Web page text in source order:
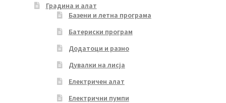
Градина и алат
Базени и летна програма
Батериски програм
Додатоци и разно
Дувалки на лисја
Електричен алат
Електрични пумпи